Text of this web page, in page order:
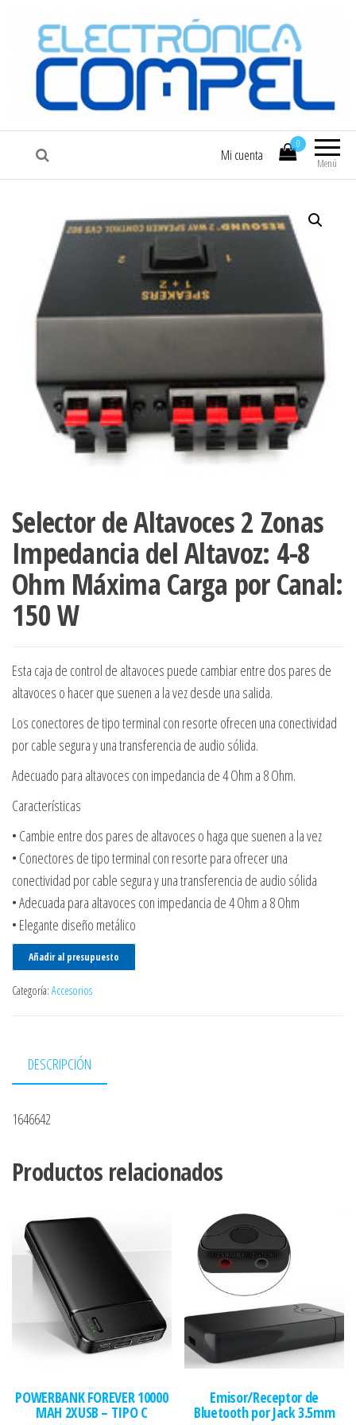
COMPEL Electrónica COMPEL
Menú
0
Mi cuenta
Selector de Altavoces 2 Zonas
Impedancia del Altavoz: 4-8
Ohm Máxima Carga por Canal:
150 W
Esta caja de control de altavoces puede cambiar entre dos pares de
altavoces o hacer que suenen a la vez desde una salida.
Los conectores de tipo terminal con resorte ofrecen una conectividad
por cable segura y una transferencia de audio sólida.
Adecuado para altavoces con impedancia de 4 Ohm a 8 Ohm.
Características
• Cambie entre dos pares de altavoces o haga que suenen a la vez
• Conectores de tipo terminal con resorte para ofrecer una
conectividad por cable segura y una transferencia de audio sólida
• Adecuada para altavoces con impedancia de 4 Ohm a 8 Ohm
• Elegante diseño metálico
Añadir al presupuesto
Categoría: Accesorios
DESCRIPCIÓN
1646642
Productos relacionados
POWERBANK FOREVER 10000
MAH 2XUSB – TIPO C
Emisor/Receptor de
Bluetooth por Jack 3.5mm